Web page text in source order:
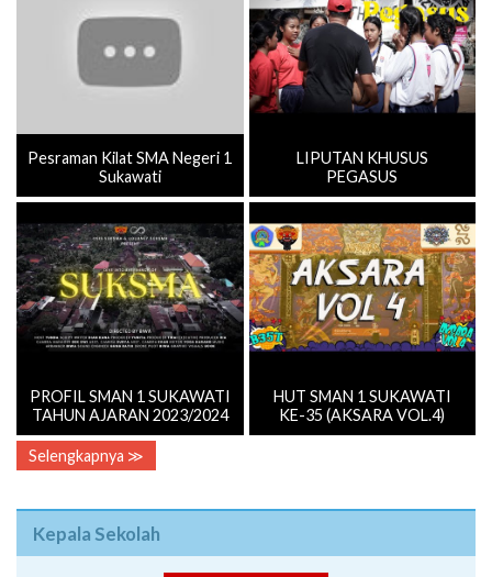
Pesraman Kilat SMA Negeri 1
Sukawati
LIPUTAN KHUSUS
PEGASUS
PROFIL SMAN 1 SUKAWATI
TAHUN AJARAN 2023/2024
HUT SMAN 1 SUKAWATI
KE-35 (AKSARA VOL.4)
Selengkapnya ≫
Kepala Sekolah